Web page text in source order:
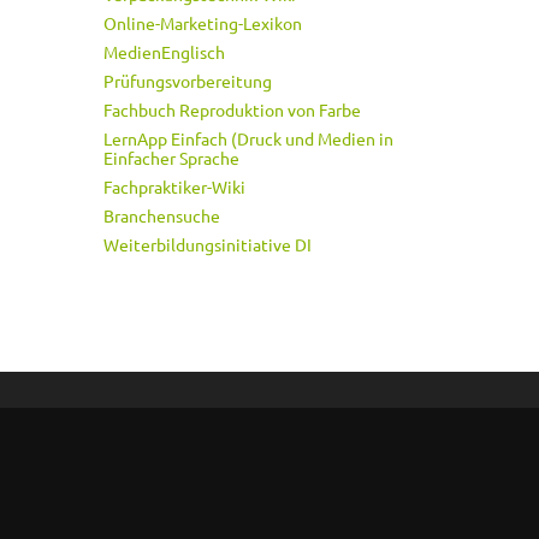
Online-Marketing-Lexikon
MedienEnglisch
Prüfungsvorbereitung
Fachbuch Reproduktion von Farbe
LernApp Einfach (Druck und Medien in
Einfacher Sprache
Fachpraktiker-Wiki
Branchensuche
Weiterbildungsinitiative DI